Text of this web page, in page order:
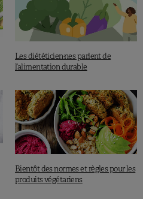
Les diététicien·nes parlent de
l’alimentation durable
Bientôt des normes et règles pour les
produits végétariens